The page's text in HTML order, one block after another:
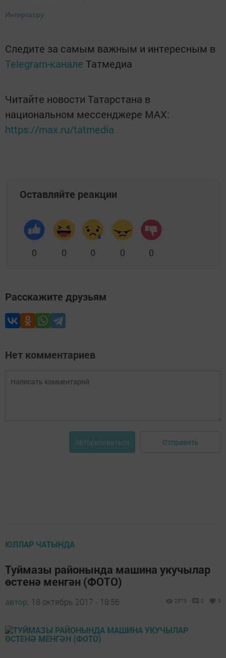
Интертат.ру
Следите за самым важным и интересным в
Telegram-канале Татмедиа
Читайте новости Татарстана в
национальном мессенджере MАХ:
https://max.ru/tatmedia
Оставляйте реакции
0 0 0 0 0
Расскажите друзьям
Нет комментариев
Авторизоваться Отправить
ЮЛЛАР ЧАТЫНДА
Туймазы районында машина укучылар
өстенә менгән (ФОТО)
автор, 18 октябрь 2017 - 18:56 2573 0 0